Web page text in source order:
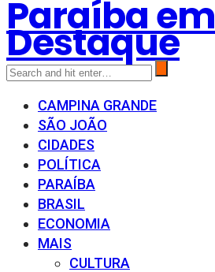
Paraíba em
Destaque
CAMPINA GRANDE
SÃO JOÃO
CIDADES
POLÍTICA
PARAÍBA
BRASIL
ECONOMIA
MAIS
CULTURA